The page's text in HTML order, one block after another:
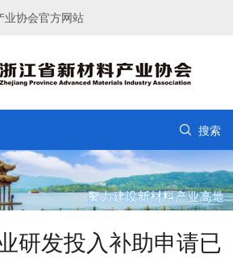
业协会官方网站
 搜索
研发投入补助申请已